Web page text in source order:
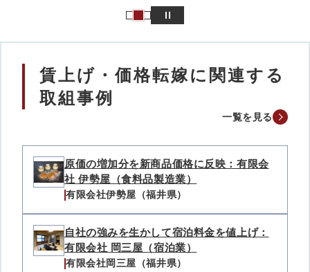
賃上げ・価格転嫁に関連する
取組事例
一覧を見る
原価の増加分を新商品価格に反映：有限会
社 伊勢屋（食料品製造業）
有限会社伊勢屋（福井県）
自社の強みを生かして宿泊料金を値上げ：
有限会社 岡三屋（宿泊業）
有限会社岡三屋（福井県）